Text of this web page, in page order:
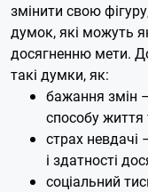
змінити свою
думок, які можуть
досягненню мети.
такі думки, як:
бажання змін
способу життя
страх невдачі
і здатності
соціальний